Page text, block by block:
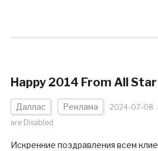
Happy 2014 From All
Даллас Реклама 2024-07-08
are Disabled
Искренние поздравления всем